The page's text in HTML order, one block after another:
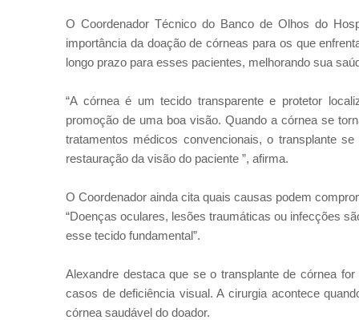
O Coordenador Técnico do Banco de Olhos do
importância da doação de córneas para os que
longo prazo para esses pacientes, melhorando sua
“A córnea é um tecido transparente e protetor
promoção de uma boa visão. Quando a córnea se
tratamentos médicos convencionais, o transplante
restauração da visão do paciente ”, afirma.
O Coordenador ainda cita quais causas podem
“Doenças oculares, lesões traumáticas ou infecções
esse tecido fundamental”.
Alexandre destaca que se o transplante de córnea
casos de deficiência visual. A cirurgia acontece
córnea saudável do doador.